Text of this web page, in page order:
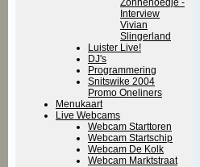
Zonnehoedje -
Interview
Vivian
Slingerland
Luister Live!
DJ's
Programmering
Snitswike 2004
Promo Oneliners
Menukaart
Live Webcams
Webcam Starttoren
Webcam Startschip
Webcam De Kolk
Webcam Marktstraat